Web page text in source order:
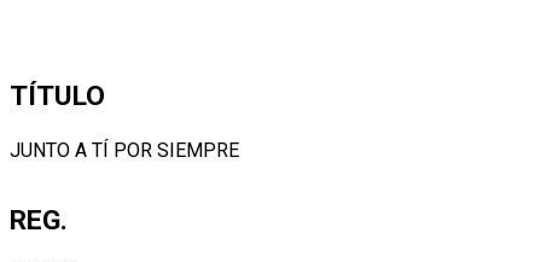
TÍTULO
JUNTO A TÍ POR SIEMPRE
REG.